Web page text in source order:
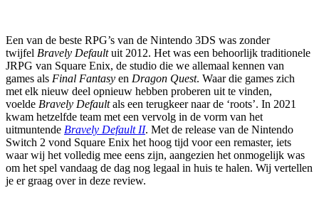
Een van de beste RPG’s van de Nintendo 3DS was zonder
twijfel Bravely Defaultuit 2012. Het was een behoorlijk traditionele
JRPG van Square Enix, de studio die we allemaal kennen van
games als Final Fantasy en Dragon Quest. Waar die games zich
met elk nieuw deel opnieuw hebben proberen uit te vinden,
voelde Bravely Defaultals een terugkeer naar de ‘roots’. In 2021
kwam hetzelfde team met een vervolg in de vorm van het
uitmuntende Bravely Default II. Met de release van de Nintendo
Switch 2 vond Square Enix het hoog tijd voor een remaster, iets
waar wij het volledig mee eens zijn, aangezien het onmogelijk was
om het spel vandaag de dag nog legaal in huis te halen. Wij vertellen
je er graag over in deze review.